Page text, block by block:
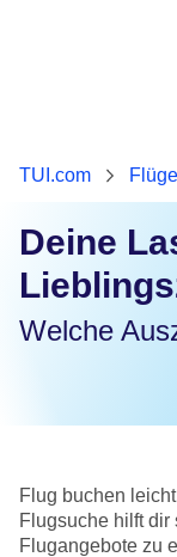
TUI.com Flüge
Deine
Welche
Flug buchen
Flugsuche hilft
Flugangebote zu